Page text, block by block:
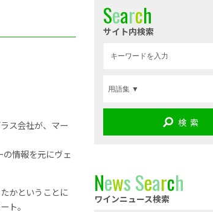
ス会社が、マー
情報を元にヴェ
かということに
ト。
Search
サイト内検索
検 索
NewsSearch
ワインニュース検索